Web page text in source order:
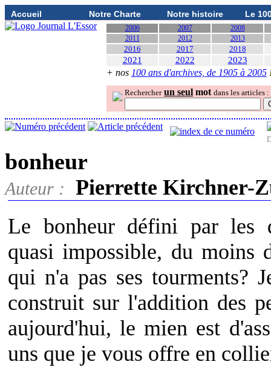
Accueil Notre Charte Notre histoire Le
2006 2007
2008
2011
2012 2013
2016 2017 2018
2021 2022 2023
+ nos 100 ans d'archives, de 1905 à 2005
Rechercher un seul mot dans les articles :
bonheur
Auteur :
Pierrette Kirchner-
Le bonheur défini par les
quasi impossible, du moins
qui n'a pas ses tourments?
construit sur l'addition des
aujourd'hui, le mien est
uns que je vous offre en